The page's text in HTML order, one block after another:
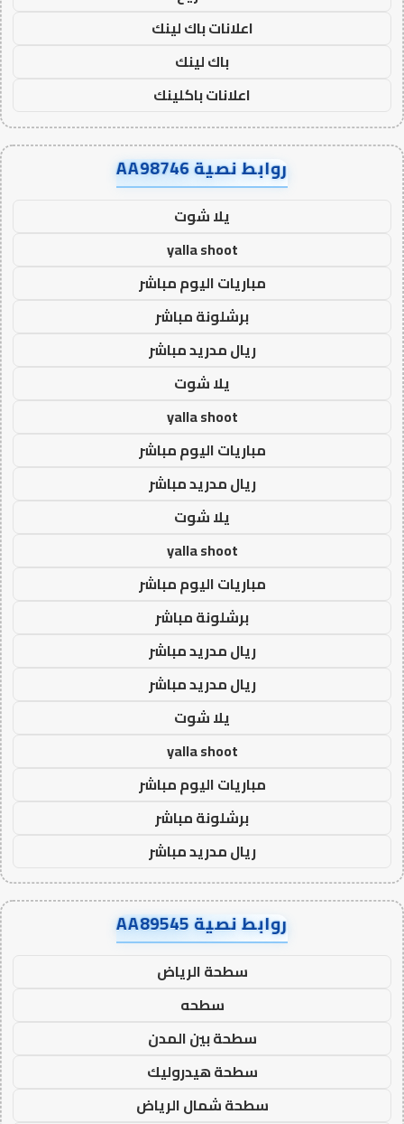
اعلانات باك لينك
باك لينك
اعلانات باكلينك
روابط نصية AA98746
يلا شوت
yalla shoot
مباريات اليوم مباشر
برشلونة مباشر
ريال مدريد مباشر
يلا شوت
yalla shoot
مباريات اليوم مباشر
ريال مدريد مباشر
يلا شوت
yalla shoot
مباريات اليوم مباشر
برشلونة مباشر
ريال مدريد مباشر
ريال مدريد مباشر
يلا شوت
yalla shoot
مباريات اليوم مباشر
برشلونة مباشر
ريال مدريد مباشر
روابط نصية AA89545
سطحة الرياض
سطحه
سطحة بين المدن
سطحة هيدروليك
سطحة شمال الرياض